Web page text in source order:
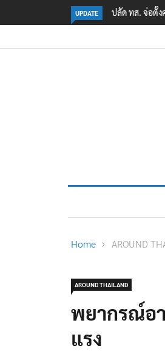
UPDATE
ม่น้ำข้ามพรมแดนไทย-เมียนมาคืบหน้าเหตุกร
5
Home AROUND
AROUND THAILAND
พยากรณ์อ
แรง